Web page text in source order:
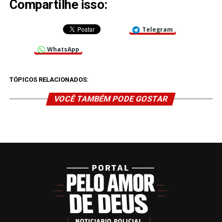
Compartilhe isso:
Telegram
WhatsApp
TÓPICOS RELACIONADOS:
VOCÊ TAMBÉM PODE GOSTAR